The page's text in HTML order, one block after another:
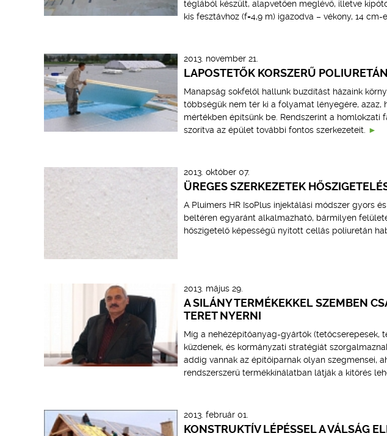
téglából készült, alapvetően meglévő, illetve
kis fesztávhoz (f=4,9 m) igazodva – vékony, 14
2013. november 21.
LAPOSTETŐK KORSZERŰ
Manapság sokfelől hallunk buzdítást házaink
többségük nem tér ki a folyamat lényegére,
mértékben építsünk be. Rendszerint a
szorítva az épület további fontos szerkezeteit.
2013. október 07.
ÜREGES SZERKEZETEK
A Pluimers HR IsoPlus injektálási módszer gyors
beltéren egyaránt alkalmazható, bármilyen
hőszigetelő képességű nyitott cellás poliuretán
2013. május 29.
A SILÁNY TERMÉKEKKEL SZEMBEN
TERET NYERNI
Míg a nehézépítőanyag-gyártók (tetőcserepesek,
küzdenek, és kormányzati stratégiát
addig vannak az építőiparnak olyan szegmensei,
rendszerszerű termékkínálatban látják a kitörés
2013. február 01.
KONSTRUKTÍV LÉPÉSSEL A VÁLSÁG